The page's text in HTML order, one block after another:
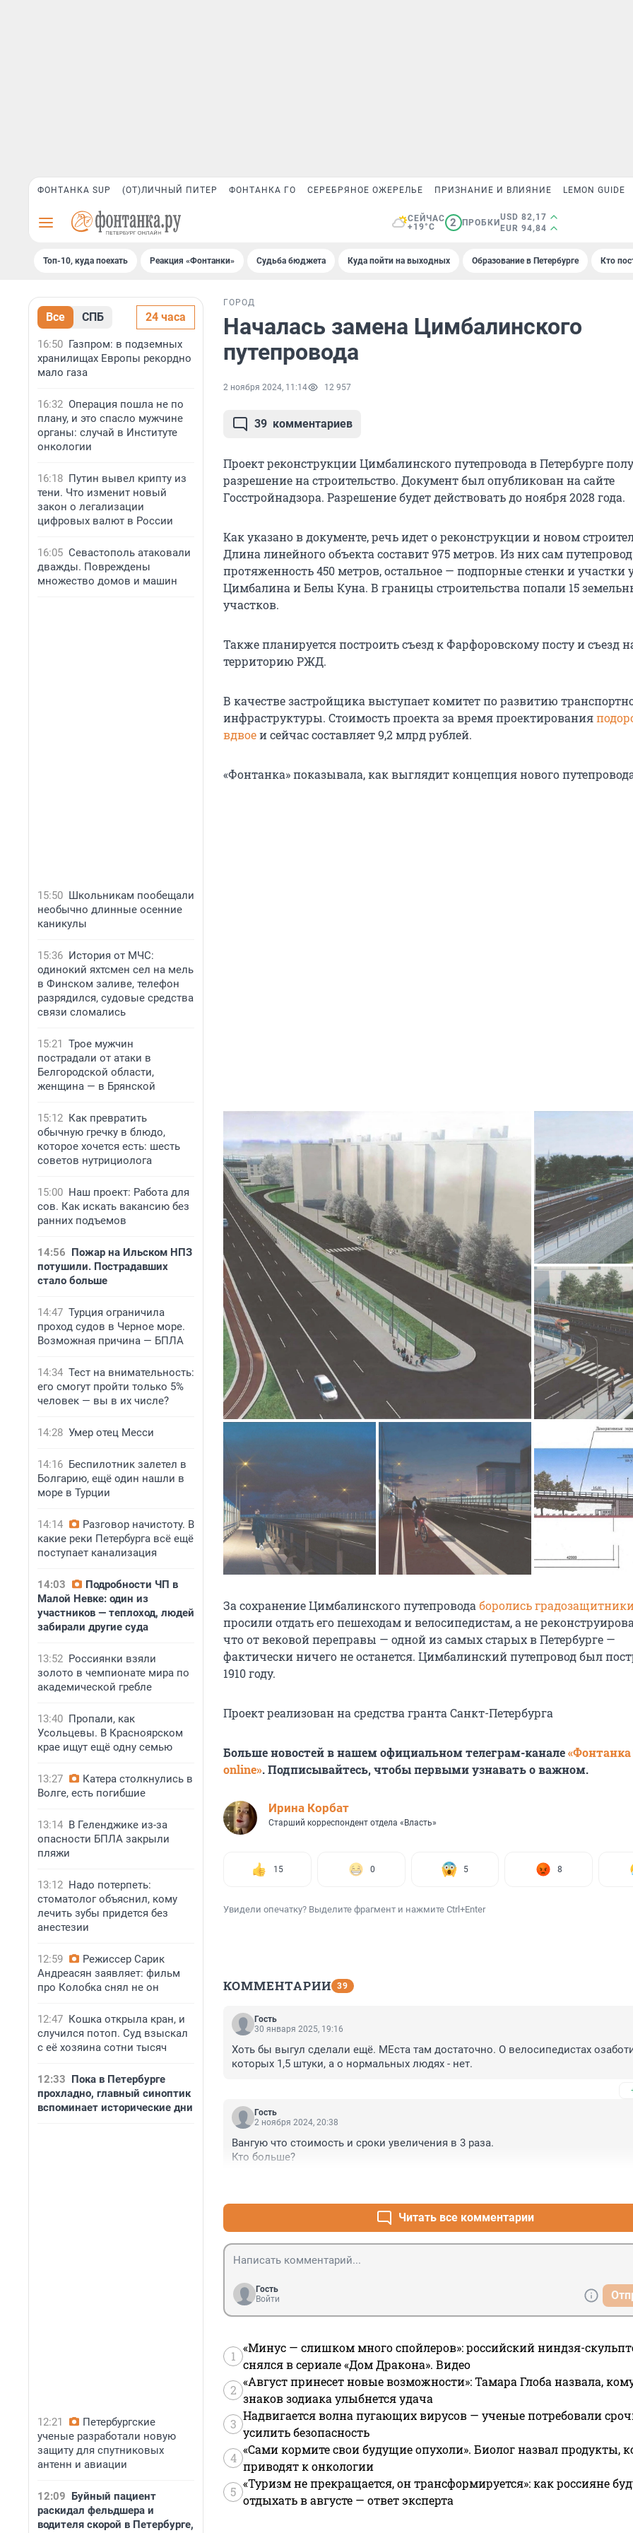
ФОНТАНКА SUP (ОТ)ЛИЧНЫЙ ПИТЕР ФОНТАНКА ГО СЕРЕБРЯНОЕ ОЖЕРЕЛЬЕ ПРИЗНАНИЕ И ВЛИЯНИЕ LEMON GUIDE
СЕЙЧАС
+19°C
2 ПРОБКИ
USD 82,17
EUR 94,84
Топ-10, куда поехать Реакция «Фонтанки» Судьба бюджета Куда пойти на выходных Образование в Петербурге Кто
Все СПБ 24 часа
16:50 Газпром: в подземных
хранилищах Европы рекордно
мало газа
16:32 Операция пошла не по
плану, и это спасло мужчине
органы: случай в Институте
онкологии
16:18 Путин вывел крипту из
тени. Что изменит новый
закон о легализации
цифровых валют в России
16:05 Севастополь атаковали
дважды. Повреждены
множество домов и машин
15:50 Школьникам пообещали
необычно длинные осенние
каникулы
15:36 История от МЧС:
одинокий яхтсмен сел на мель
в Финском заливе, телефон
разрядился, судовые средства
связи сломались
15:21 Трое мужчин
пострадали от атаки в
Белгородской области,
женщина — в Брянской
15:12 Как превратить
обычную гречку в блюдо,
которое хочется есть: шесть
советов нутрициолога
15:00 Наш проект: Работа для
сов. Как искать вакансию без
ранних подъемов
14:56 Пожар на Ильском НПЗ
потушили. Пострадавших
стало больше
14:47 Турция ограничила
проход судов в Черное море.
Возможная причина — БПЛА
14:34 Тест на внимательность:
его смогут пройти только 5%
человек — вы в их числе?
14:28 Умер отец Месси
14:16 Беспилотник залетел в
Болгарию, ещё один нашли в
море в Турции
14:14
Разговор начистоту. В
какие реки Петербурга всё ещё
поступает канализация
14:03
Подробности ЧП в
Малой Невке: один из
участников — теплоход, людей
забирали другие суда
13:52 Россиянки взяли
золото в чемпионате мира по
академической гребле
13:40 Пропали, как
Усольцевы. В Красноярском
крае ищут ещё одну семью
13:27
Катера столкнулись в
Волге, есть погибшие
13:14 В Геленджике из-за
опасности БПЛА закрыли
пляжи
13:12 Надо потерпеть:
стоматолог объяснил, кому
лечить зубы придется без
анестезии
12:59
Режиссер Сарик
Андреасян заявляет: фильм
про Колобка снял не он
12:47 Кошка открыла кран, и
случился потоп. Суд взыскал
с её хозяина сотни тысяч
12:33 Пока в Петербурге
прохладно, главный синоптик
вспоминает исторические дни
12:21
Петербургские
ученые разработали новую
защиту для спутниковых
антенн и авиации
12:09 Буйный пациент
раскидал фельдшера и
водителя скорой в Петербурге,
ГОРОД
Началась замена Цимбалинского
путепровода
2 ноября 2024, 11:14 12 957
39 комментариев
Проект реконструкции Цимбалинского путепровода в Петербурге
разрешение на строительство. Документ был опубликован на сайте
Госстройнадзора. Разрешение будет действовать до ноября 2028 года.
Как указано в документе, речь идет о реконструкции и новом
Длина линейного объекта составит 975 метров. Из них сам
протяженность 450 метров, остальное — подпорные стенки и участки
Цимбалина и Белы Куна. В границы строительства попали 15
участков.
Также планируется построить съезд к Фарфоровскому посту и съезд
территорию РЖД.
В качестве застройщика выступает комитет по развитию
инфраструктуры. Стоимость проекта за время проектирования
вдвоеи сейчас составляет 9,2 млрд рублей.
«Фонтанка» показывала, как выглядит концепция нового
За сохранение Цимбалинского путепровода боролись
просили отдать его пешеходам и велосипедистам, а не
что от вековой переправы — одной из самых старых в Петербурге —
фактически ничего не останется. Цимбалинский путепровод был
1910 году.
Проект реализован на средства гранта Санкт-Петербурга
Больше новостей в нашем официальном телеграм-канале«Фонтанка
online». Подписывайтесь, чтобы первыми узнавать о важном.
Иpина Корбат
Старший корреспондент отдела «Власть»
15 0 5 8
Увидели опечатку? Выделите фрагмент и нажмите Ctrl+Enter
КОММЕНТАРИИ 39
Гость
30 января 2025, 19:16
Хоть бы выгул сделали ещё. МЕста там достаточно. О велосипедистах
которых 1,5 штуки, а о нормальных людях - нет.
Гость
2 ноября 2024, 20:38
Вангую что стоимость и сроки увеличения в 3 раза.
Кто больше?
Читать все комментарии
Гость
Войти
1
«Минус — слишком много спойлеров»: российский ниндзя-
снялся в сериале «Дом Дракона». Видео
2
«Август принесет новые возможности»: Тамара Глоба назвала,
знаков зодиака улыбнется удача
3
Надвигается волна пугающих вирусов — ученые потребовали
усилить безопасность
4
«Сами кормите свои будущие опухоли». Биолог назвал продукты,
приводят к онкологии
5
«Туризм не прекращается, он трансформируется»: как россияне
отдыхать в августе — ответ эксперта